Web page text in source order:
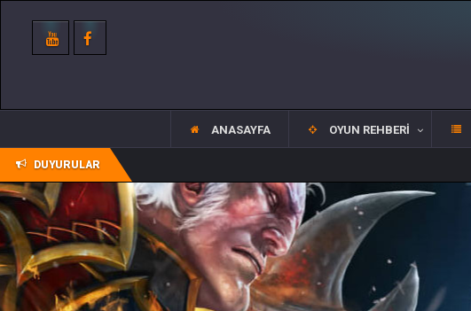
ANASAYFA OYUN REHBERI
DUYURULAR